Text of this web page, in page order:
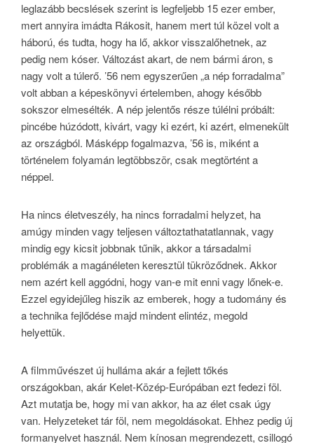
leglazább becslések szerint is legfeljebb 15 ezer ember,
mert annyira imádta Rákosit, hanem mert túl közel volt a
háború, és tudta, hogy ha lő, akkor visszalőhetnek, az
pedig nem kóser. Változást akart, de nem bármi áron, s
nagy volt a túlerő. ’56 nem egyszerűen „a nép forradalma”
volt abban a képeskönyvi értelemben, ahogy később
sokszor elmesélték. A nép jelentős része túlélni próbált:
pincébe húzódott, kivárt, vagy ki ezért, ki azért, elmenekült
az országból. Másképp fogalmazva, ’56 is, miként a
történelem folyamán legtöbbször, csak megtörtént a
néppel.
Ha nincs életveszély, ha nincs forradalmi helyzet, ha
amúgy minden vagy teljesen változtathatatlannak, vagy
mindig egy kicsit jobbnak tűnik, akkor a társadalmi
problémák a magánéleten keresztül tükröződnek. Akkor
nem azért kell aggódni, hogy van-e mit enni vagy lőnek-e.
Ezzel egyidejűleg hiszik az emberek, hogy a tudomány és
a technika fejlődése majd mindent elintéz, megold
helyettük.
A filmművészet új hulláma akár a fejlett tőkés
országokban, akár Kelet-Közép-Európában ezt fedezi föl.
Azt mutatja be, hogy mi van akkor, ha az élet csak úgy
van. Helyzeteket tár föl, nem megoldásokat. Ehhez pedig új
formanyelvet használ. Nem kínosan megrendezett, csillogó